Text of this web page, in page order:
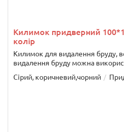
Килимок придверний
колір
Килимок для видалення бруду,
видалення бруду можна
Сірий, коричневий,чорний